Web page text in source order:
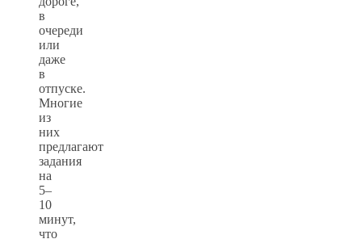
в
очереди
или
даже
в
отпуске.
Многие
из
них
предлагают
задания
на
5–
10
минут,
что